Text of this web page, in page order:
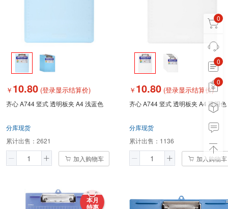
0
0
0 0
￥ 10.80 (登录显示结算价)
齐心 A744 竖式 透明板夹 A4 浅蓝色
分库现货
累计出售： 2621
加入购物车
￥ 10.80 (登录显示结算价)
齐心 A744 竖式 透明板夹 A4 透明色
分库现货
累计出售： 1136
加入购物车
本月
特惠